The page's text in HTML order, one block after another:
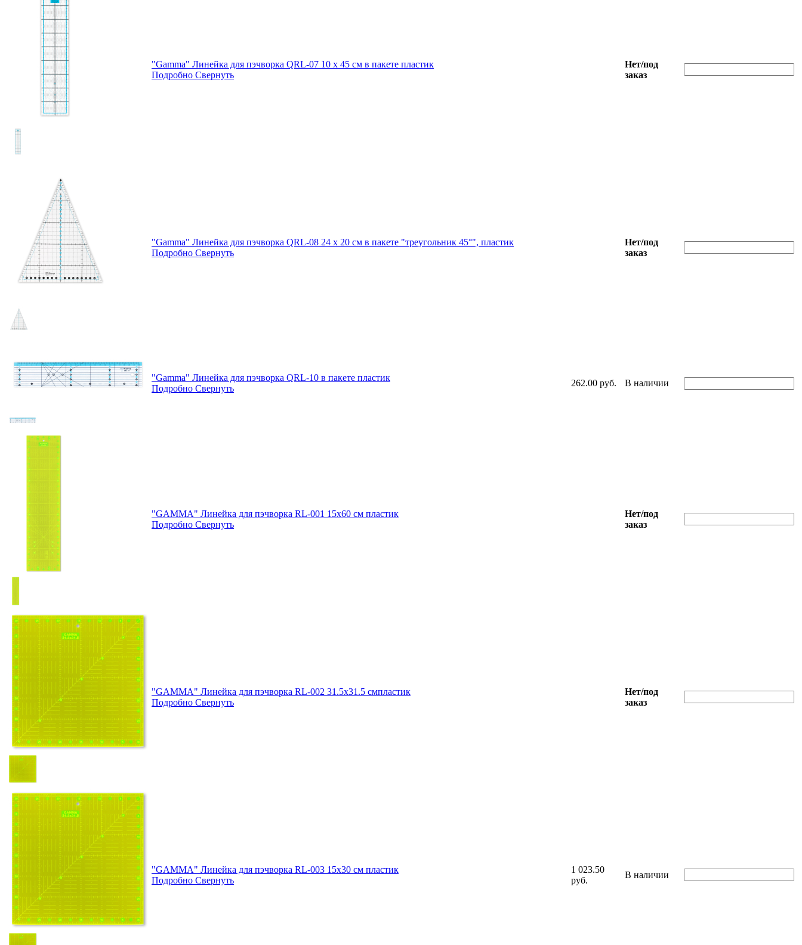
"Gamma" Линейка для пэчворка QRL-07 10 x 45 см в пакете пластик
Подробно Свернуть
Нет/под
заказ
"Gamma" Линейка для пэчворка QRL-08 24 x 20 см в пакете "треугольник 45°", пластик
Подробно Свернуть
Нет/под
заказ
"Gamma" Линейка для пэчворка QRL-10 в пакете пластик
Подробно Свернуть
262.00 руб. В наличии
"GAMMA" Линейка для пэчворка RL-001 15х60 см пластик
Подробно Свернуть
Нет/под
заказ
"GAMMA" Линейка для пэчворка RL-002 31.5х31.5 смпластик
Подробно Свернуть
Нет/под
заказ
"GAMMA" Линейка для пэчворка RL-003 15х30 см пластик
Подробно Свернуть
1 023.50
руб.
В наличии